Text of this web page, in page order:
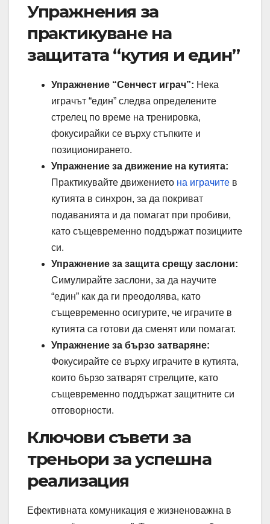
Упражнения за
практикуване на
защитата “кутия и един”
Упражнение “Сенчест играч”: Нека
играчът “един” следва определените
стрелец по време на тренировка,
фокусирайки се върху стъпките и
позиционирането.
Упражнение за движение на кутията:
Практикувайте движението на играчите в
кутията в синхрон, за да покриват
подаванията и да помагат при пробиви,
като същевременно поддържат позициите
си.
Упражнение за защита срещу заслони:
Симулирайте заслони, за да научите
“един” как да ги преодолява, като
същевременно осигурите, че играчите в
кутията са готови да сменят или помагат.
Упражнение за бързо затваряне:
Фокусирайте се върху играчите в кутията,
които бързо затварят стрелците, като
същевременно поддържат защитните си
отговорности.
Ключови съвети за
треньори за успешна
реализация
Ефективната комуникация е жизненоважна в